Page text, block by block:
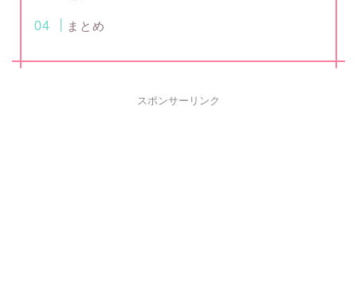
まとめ
スポンサーリンク